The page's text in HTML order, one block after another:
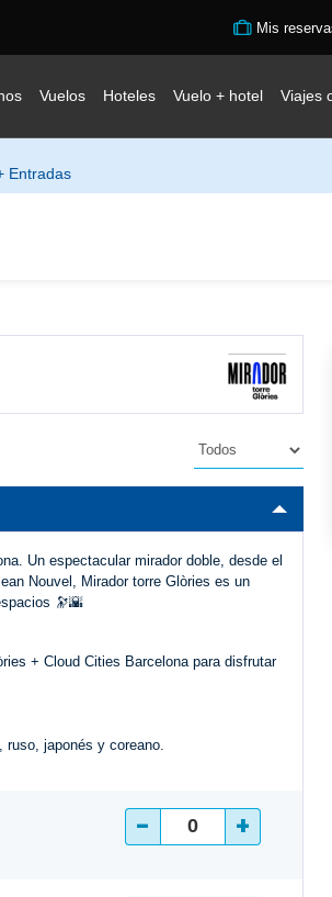
Mis
Vuelos Hoteles Vuelo + hotel Viajes
Entradas
Un espectacular mirador doble, desde el
Nouvel, Mirador torre Glòries es un
🔭🌇
+ Cloud Cities Barcelona para disfrutar
japonés y coreano.
- +